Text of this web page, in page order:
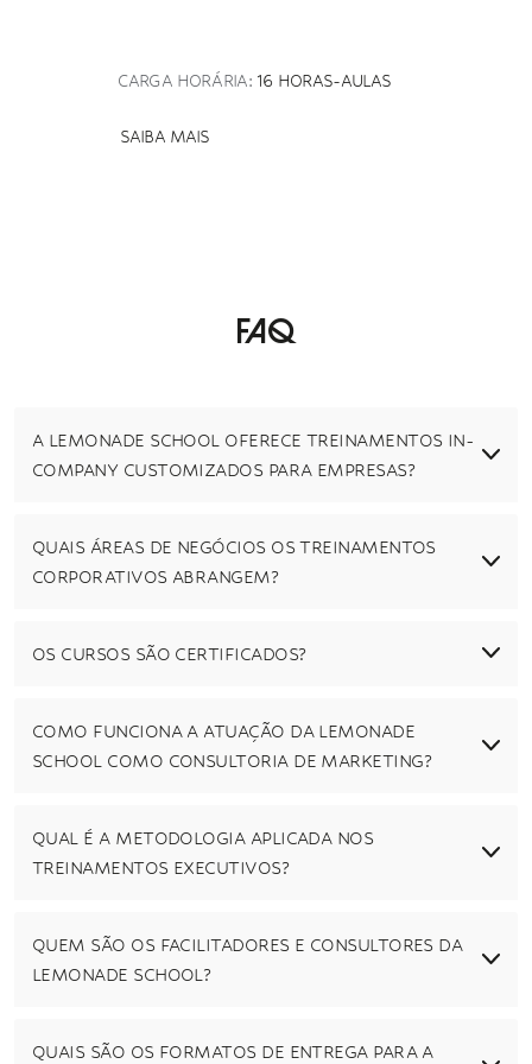
CARGA HORÁRIA: 16 HORAS-AULAS
SAIBA MAIS
Faq
A LEMONADE SCHOOL OFERECE TREINAMENTOS IN-
COMPANY CUSTOMIZADOS PARA EMPRESAS?
QUAIS ÁREAS DE NEGÓCIOS OS TREINAMENTOS
CORPORATIVOS ABRANGEM?
OS CURSOS SÃO CERTIFICADOS?
COMO FUNCIONA A ATUAÇÃO DA LEMONADE
SCHOOL COMO CONSULTORIA DE MARKETING?
QUAL É A METODOLOGIA APLICADA NOS
TREINAMENTOS EXECUTIVOS?
QUEM SÃO OS FACILITADORES E CONSULTORES DA
LEMONADE SCHOOL?
QUAIS SÃO OS FORMATOS DE ENTREGA PARA A